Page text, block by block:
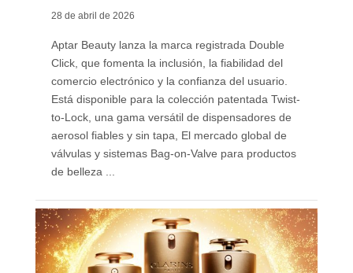
28 de abril de 2026
Aptar Beauty lanza la marca registrada Double
Click, que fomenta la inclusión, la fiabilidad del
comercio electrónico y la confianza del usuario.
Está disponible para la colección patentada Twist-
to-Lock, una gama versátil de dispensadores de
aerosol fiables y sin tapa, El mercado global de
válvulas y sistemas Bag-on-Valve para productos
de belleza ...